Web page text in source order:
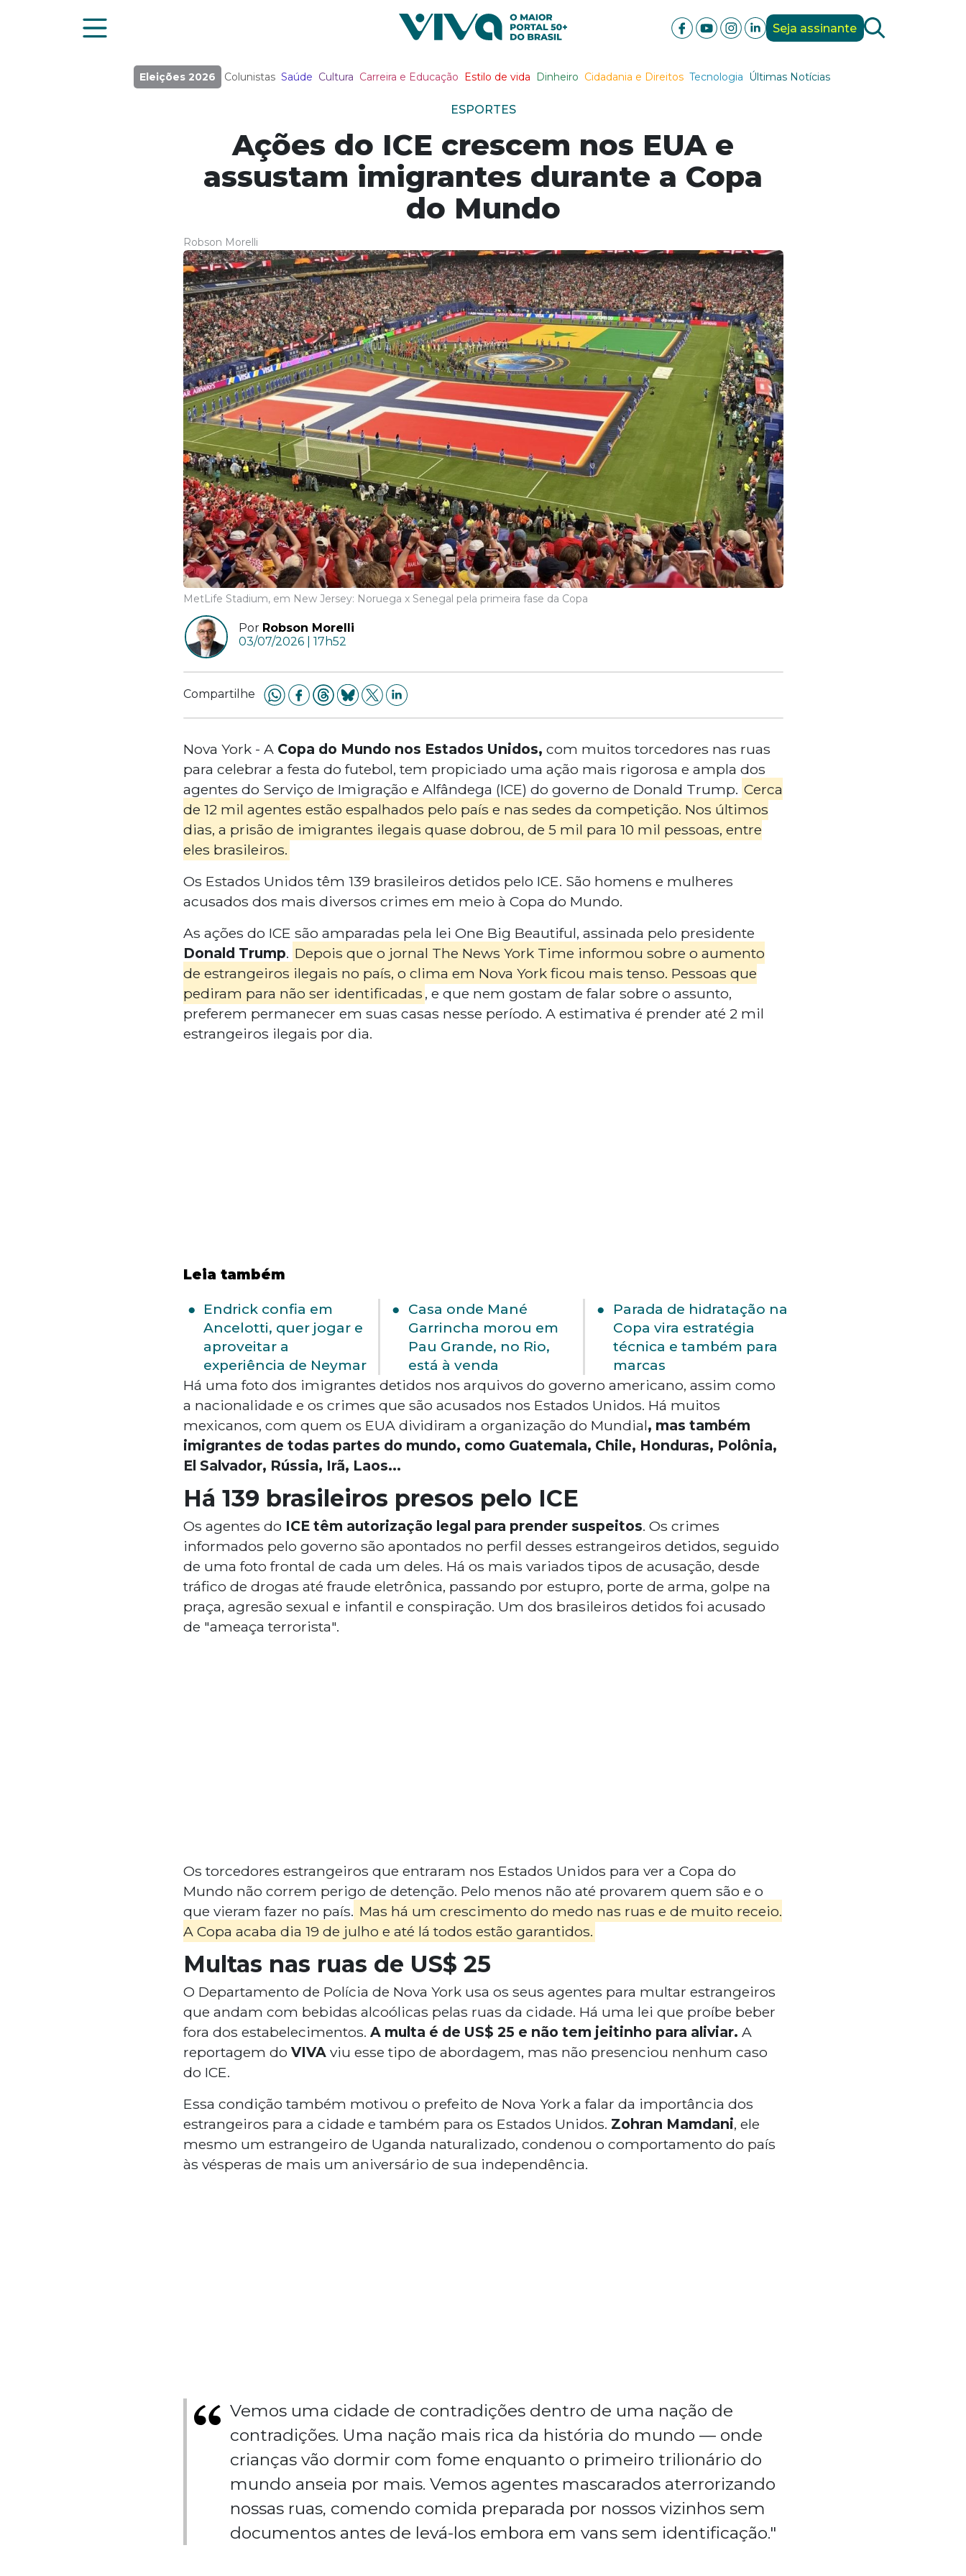
Seja assinante
Eleições 2026 Colunistas Saúde Cultura Carreira e Educação Estilo de vida Dinheiro Cidadania e Direitos Tecnologia Últimas Notícias
ESPORTES
Ações do ICE crescem nos EUA e
assustam imigrantes durante a Copa
do Mundo
Robson Morelli
MetLife Stadium, em New Jersey: Noruega x Senegal pela primeira fase da Copa
Por Robson Morelli
03/07/2026 | 17h52
Compartilhe
Nova York - A Copa do Mundo nos Estados Unidos, com muitos torcedores nas ruas
para celebrar a festa do futebol, tem propiciado uma ação mais rigorosa e ampla dos
agentes do Serviço de Imigração e Alfândega (ICE) do governo de Donald Trump. Cerca
de 12 mil agentes estão espalhados pelo país e nas sedes da competição. Nos últimos
dias, a prisão de imigrantes ilegais quase dobrou, de 5 mil para 10 mil pessoas, entre
eles brasileiros.
Os Estados Unidos têm 139 brasileiros detidos pelo ICE. São homens e mulheres
acusados dos mais diversos crimes em meio à Copa do Mundo.
As ações do ICE são amparadas pela lei One Big Beautiful, assinada pelo presidente
Donald Trump. Depois que o jornal The News York Time informou sobre o aumento
de estrangeiros ilegais no país, o clima em Nova York ficou mais tenso. Pessoas que
pediram para não ser identificadas , e que nem gostam de falar sobre o assunto,
preferem permanecer em suas casas nesse período. A estimativa é prender até 2 mil
estrangeiros ilegais por dia.
Leia também
Endrick confia em
Ancelotti, quer jogar e
aproveitar a
experiência de Neymar
Casa onde Mané
Garrincha morou em
Pau Grande, no Rio,
está à venda
Parada de hidratação na
Copa vira estratégia
técnica e também para
marcas
Há uma foto dos imigrantes detidos nos arquivos do governo americano, assim como
a nacionalidade e os crimes que são acusados nos Estados Unidos. Há muitos
mexicanos, com quem os EUA dividiram a organização do Mundial, mas também
imigrantes de todas partes do mundo, como Guatemala, Chile, Honduras, Polônia,
El Salvador, Rússia, Irã, Laos...
Há 139 brasileiros presos pelo ICE
Os agentes do ICE têm autorização legal para prender suspeitos. Os crimes
informados pelo governo são apontados no perfil desses estrangeiros detidos, seguido
de uma foto frontal de cada um deles. Há os mais variados tipos de acusação, desde
tráfico de drogas até fraude eletrônica, passando por estupro, porte de arma, golpe na
praça, agresão sexual e infantil e conspiração. Um dos brasileiros detidos foi acusado
de "ameaça terrorista".
Os torcedores estrangeiros que entraram nos Estados Unidos para ver a Copa do
Mundo não correm perigo de detenção. Pelo menos não até provarem quem são e o
que vieram fazer no país. Mas há um crescimento do medo nas ruas e de muito receio.
A Copa acaba dia 19 de julho e até lá todos estão garantidos.
Multas nas ruas de US$ 25
O Departamento de Polícia de Nova York usa os seus agentes para multar estrangeiros
que andam com bebidas alcoólicas pelas ruas da cidade. Há uma lei que proíbe beber
fora dos estabelecimentos. A multa é de US$ 25 e não tem jeitinho para aliviar. A
reportagem do VIVAviu esse tipo de abordagem, mas não presenciou nenhum caso
do ICE.
Essa condição também motivou o prefeito de Nova York a falar da importância dos
estrangeiros para a cidade e também para os Estados Unidos. Zohran Mamdani, ele
mesmo um estrangeiro de Uganda naturalizado, condenou o comportamento do país
às vésperas de mais um aniversário de sua independência.
Vemos uma cidade de contradições dentro de uma nação de
contradições. Uma nação mais rica da história do mundo — onde
crianças vão dormir com fome enquanto o primeiro trilionário do
mundo anseia por mais. Vemos agentes mascarados aterrorizando
nossas ruas, comendo comida preparada por nossos vizinhos sem
documentos antes de levá-los embora em vans sem identificação."